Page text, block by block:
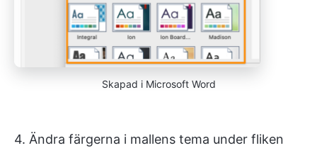
Skapad i Microsoft Word
4. Ändra färgerna i mallens tema under fliken